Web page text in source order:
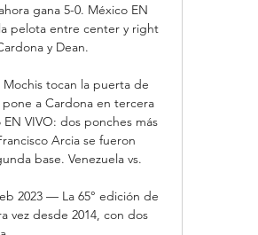
gana 5-0. México EN
pelota entre center y right
y Dean.
Mochis tocan la puerta de
a Cardona en tercera
VIVO: dos ponches más
Arcia se fueron
base. Venezuela vs.
2023 — La 65° edición de
vez desde 2014, con dos